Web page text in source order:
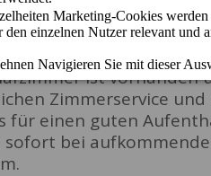
schöne und ruhige
sauer und hat eine
haben eine
ist vorhanden
Zimmerservice
für einen guten
sofort bei